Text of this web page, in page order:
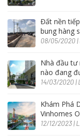
Đất nền
bung hàng
08/05/2020 |
Nhà đầu tư
nào đang
14/03/2020 |
Khám Phá
Vinhomes
12/12/2023 |